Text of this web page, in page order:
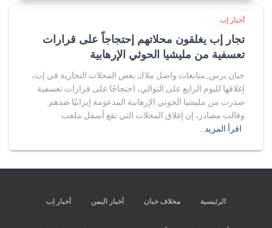
أخبار إب
تجار إب يغلقون محلاتهم إحتجاجاً على قرارات
تعسفية من مليشيا الحوثي الإرهابية
خبان برس_متابعات واصل ملاك بعض المحلات التجارية في إب،
إغلاقها لليوم الرابع على التوالي، احتجاجًا على قرارات تعسفية
صدرت من مليشيا الحوثي الإرهابية المدعومة إيرانيًا ضدهم.
وقالت مصادر، إن إغلاق المحلات التي تقع أسفل ملعب
اقرأ المزيد…
الرئيسية مخلاف خبان أخبار اليمن أخبار إب